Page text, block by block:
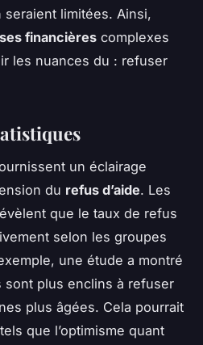
seraient limitées. Ainsi,
financières complexes
les nuances du : refuser
un éclairage
du refus d’aide. Les
que le taux de refus
selon les groupes
une étude a montré
plus enclins à refuser
plus âgées. Cela pourrait
que l’optimisme quant